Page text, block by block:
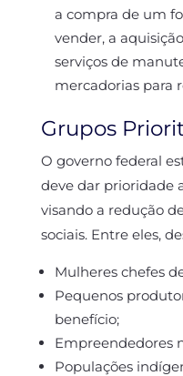
a compra de um
vender, a
serviços de
mercadorias para
Grupos
O governo federal
deve dar prioridade
visando a redução
sociais. Entre eles,
Mulheres chefes
Pequenos
benefício;
Empreendedores
Populações